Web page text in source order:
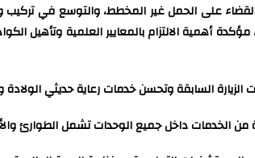
السابقة وتحسن خدمات رعاية حديثي الولادة
الخدمات داخل جميع الوحدات تشمل الطوارئ